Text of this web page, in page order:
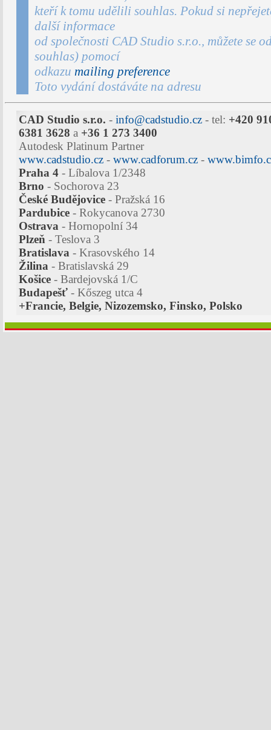
kteří k tomu udělili souhlas. Pokud si
další informace
od společnosti CAD Studio s.r.o., můžete se
souhlas) pomocí
odkazu mailing preference
Toto vydání dostáváte na adresu
CAD Studio s.r.o. - info@cadstudio.cz- tel: +420
6381 3628 a +36 1 273 3400
Autodesk Platinum Partner
www.cadstudio.cz- www.cadforum.cz-
Praha 4- Líbalova 1/2348
Brno - Sochorova 23
České Budějovice- Pražská 16
Pardubice- Rokycanova 2730
Ostrava- Hornopolní 34
Plzeň- Teslova 3
Bratislava- Krasovského 14
Žilina- Bratislavská 29
Košice- Bardejovská 1/C
Budapešť- Kőszeg utca 4
+Francie, Belgie, Nizozemsko, Finsko, Polsko